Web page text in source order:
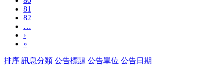
81
82
…
›
»
排序 訊息分類 公告標題 公告單位 公告日期